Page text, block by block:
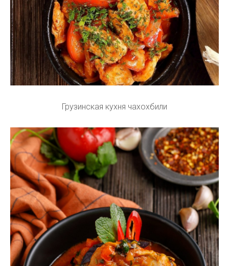
Грузинская кухня чахохбили